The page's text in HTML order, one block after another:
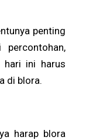
penting
hari ini harus
di blora.
harap blora